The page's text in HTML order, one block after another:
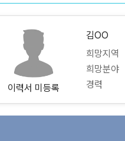
이력서 미등록
김OO
희망지역
희망분야
경력